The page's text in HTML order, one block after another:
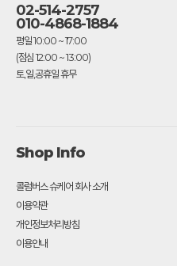
02-514-2757
010-4868-1884
평일 10:00 ~ 17:00
(점심 12:00 ~ 13:00)
토,일,공휴일 휴무
Shop Info
콜럼버스 슈케어 회사 소개
이용약관
개인정보처리방침
이용안내